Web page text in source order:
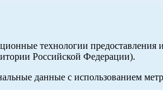
технологии предоставления
Российской Федерации).
данные с использованием